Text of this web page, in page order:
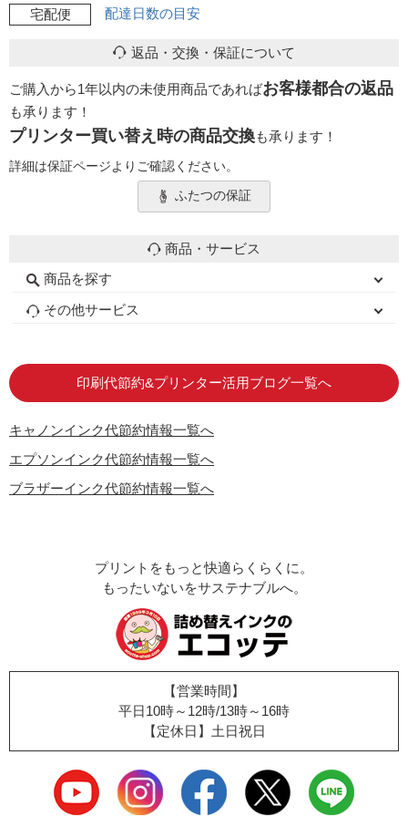
宅配便
配達日数の目安
返品・交換・保証について
ご購入から1年以内の未使用商品であればお客様都合の返品
も承ります！
プリンター買い替え時の商品交換も承ります！
詳細は保証ページよりご確認ください。
ふたつの保証
商品・サービス
商品を探す
初心者用セット
キャノンインク
エプソンインク
ブラザーインク
詰め替えインク
互換インクボトル
互換インクカートリッジ
再生インクカートリッジ
トナーカートリッジ
その他サービス
印刷代節約&プリンター活用ブログ一覧へ
キャノンインク代節約情報一覧へ
エプソンインク代節約情報一覧へ
ブラザーインク代節約情報一覧へ
プリントをもっと快適らくらくに。
もったいないをサステナブルへ。
【営業時間】
平日10時～12時/13時～16時
【定休日】土日祝日